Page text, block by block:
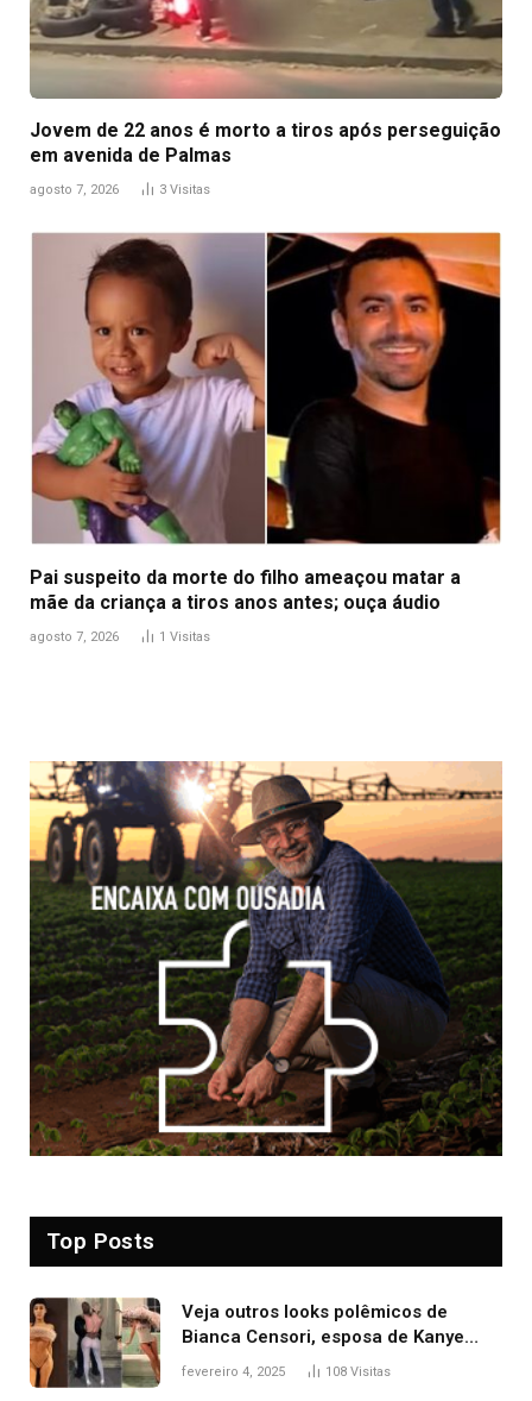
Jovem de 22 anos é morto a tiros após perseguição
em avenida de Palmas
agosto 7, 2026 3 Visitas
Pai suspeito da morte do filho ameaçou matar a
mãe da criança a tiros anos antes; ouça áudio
agosto 7, 2026 1 Visitas
Top Posts
Veja outros looks polêmicos de
Bianca Censori, esposa de Kanye
West que apareceu nua no Grammy
fevereiro 4, 2025 108 Visitas